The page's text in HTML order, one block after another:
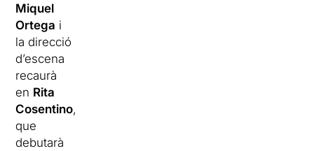
Miquel
Ortega i
la direcció
d’escena
recaurà
en Rita
Cosentino,
que
debutarà